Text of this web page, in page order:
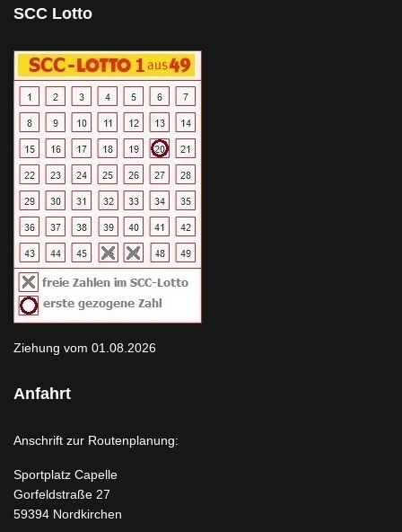
SCC Lotto
Ziehung vom 01.08.2026
Anfahrt
Anschrift zur Routenplanung:
Sportplatz Capelle
Gorfeldstraße 27
59394 Nordkirchen